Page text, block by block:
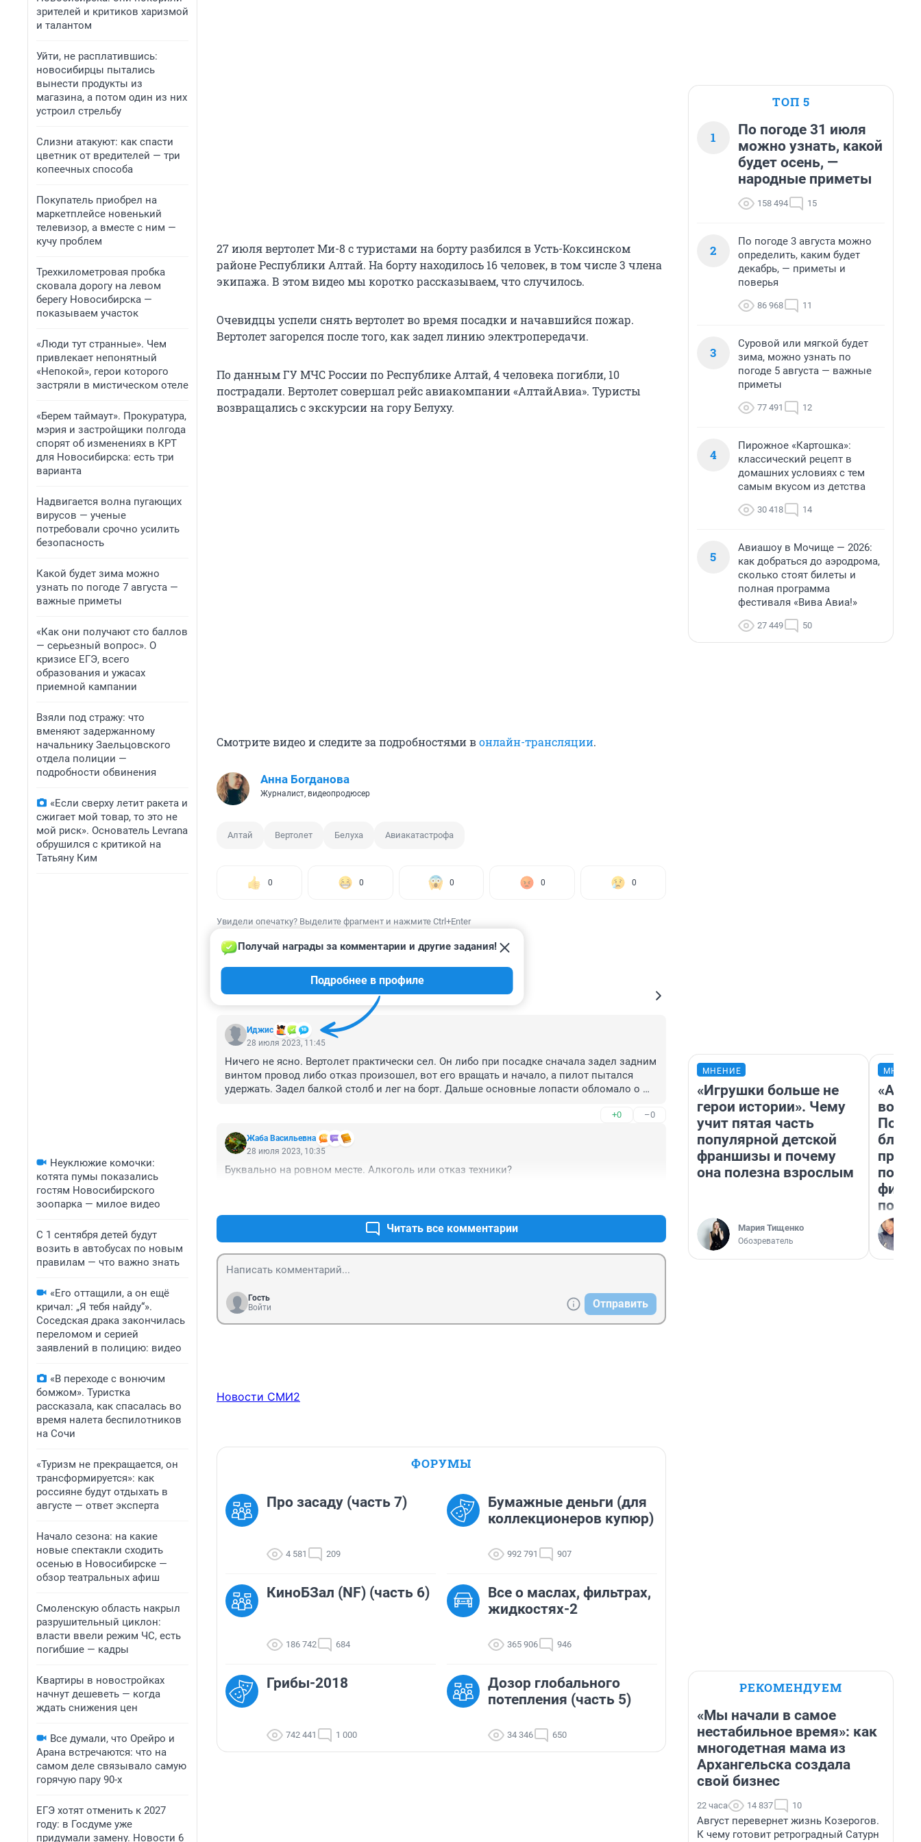
зрителей и критиков харизмой
и талантом
Уйти, не расплатившись:
новосибирцы пытались
вынести продукты из
магазина, а потом один из них
устроил стрельбу
Слизни атакуют: как спасти
цветник от вредителей — три
копеечных способа
Покупатель приобрел на
маркетплейсе новенький
телевизор, а вместе с ним —
кучу проблем
Трехкилометровая пробка
сковала дорогу на левом
берегу Новосибирска —
показываем участок
«Люди тут странные». Чем
привлекает непонятный
«Непокой», герои которого
застряли в мистическом отеле
«Берем таймаут». Прокуратура,
мэрия и застройщики полгода
спорят об изменениях в КРТ
для Новосибирска: есть три
варианта
Надвигается волна пугающих
вирусов — ученые
потребовали срочно усилить
безопасность
Какой будет зима можно
узнать по погоде 7 августа —
важные приметы
«Как они получают сто баллов
— серьезный вопрос». О
кризисе ЕГЭ, всего
образования и ужасах
приемной кампании
Взяли под стражу: что
вменяют задержанному
начальнику Заельцовского
отдела полиции —
подробности обвинения
«Если сверху летит ракета и
сжигает мой товар, то это не
мой риск». Основатель Levrana
обрушился с критикой на
Татьяну Ким
Неуклюжие комочки:
котята пумы показались
гостям Новосибирского
зоопарка — милое видео
С 1 сентября детей будут
возить в автобусах по новым
правилам — что важно знать
«Его оттащили, а он ещё
кричал: „Я тебя найду“».
Соседская драка закончилась
переломом и серией
заявлений в полицию: видео
«В переходе с вонючим
бомжом». Туристка
рассказала, как спасалась во
время налета беспилотников
на Сочи
«Туризм не прекращается, он
трансформируется»: как
россияне будут отдыхать в
августе — ответ эксперта
Начало сезона: на какие
новые спектакли сходить
осенью в Новосибирске —
обзор театральных афиш
Смоленскую область накрыл
разрушительный циклон:
власти ввели режим ЧС, есть
погибшие — кадры
Квартиры в новостройках
начнут дешеветь — когда
ждать снижения цен
Все думали, что Орейро и
Арана встречаются: что на
самом деле связывало самую
горячую пару 90-х
ЕГЭ хотят отменить к 2027
году: в Госдуме уже
придумали замену. Новости 6
27 июля вертолет Ми-8 с туристами на борту разбился в Усть-Коксинском
районе Республики Алтай. На борту находилось 16 человек, в том числе 3 члена
экипажа. В этом видео мы коротко рассказываем, что случилось.
Очевидцы успели снять вертолет во время посадки и начавшийся пожар.
Вертолет загорелся после того, как задел линию электропередачи.
По данным ГУ МЧС России по Республике Алтай, 4 человека погибли, 10
пострадали. Вертолет совершал рейс авиакомпании «АлтайАвиа». Туристы
возвращались с экскурсии на гору Белуху.
Смотрите видео и следите за подробностями вонлайн-трансляции.
Анна Богданова
Журналист, видеопродюсер
Алтай Вертолет Белуха Авиакатастрофа
0 0 0 0 0
Увидели опечатку? Выделите фрагмент и нажмите Ctrl+Enter
КОММЕНТАРИИ 10
Иджис
Получай награды за комментарии и другие задания!
Подробнее в профиле
28 июля 2023, 11:45
Ничего не ясно. Вертолет практически сел. Он либо при посадке сначала задел задним
винтом провод либо отказ произошел, вот его вращать и начало, а пилот пытался
удержать. Задел балкой столб и лег на борт. Дальше основные лопасти обломало о
Тут 50/50 или косяк пилота или отказ техники. Зависание самый тяжелый режим,
может управление отказало или например редуктор под нагрузкой.
+0 –0
Жаба Васильевна
28 июля 2023, 10:35
Буквально на ровном месте. Алкоголь или отказ техники?
Читать все комментарии
Гость
Войти
Отправить
Новости СМИ2
ФОРУМЫ
Про засаду (часть 7)
4 581 209
Бумажные деньги (для
коллекционеров купюр)
992 791 907
КиноБЗал (NF) (часть 6)
186 742 684
Все о маслах, фильтрах,
жидкостях-2
365 906 946
Грибы-2018
742 441 1 000
Дозор глобального
потепления (часть 5)
34 346 650
ТОП 5
1
По погоде 31 июля
можно узнать, какой
будет осень, —
народные приметы
158 494 15
2
По погоде 3 августа можно
определить, каким будет
декабрь, — приметы и
поверья
86 968 11
3
Суровой или мягкой будет
зима, можно узнать по
погоде 5 августа — важные
приметы
77 491 12
4
Пирожное «Картошка»:
классический рецепт в
домашних условиях с тем
самым вкусом из детства
30 418 14
5
Авиашоу в Мочище — 2026:
как добраться до аэродрома,
сколько стоят билеты и
полная программа
фестиваля «Вива Авиа!»
27 449 50
МНЕНИЕ
«Игрушки больше не
герои истории». Чему
учит пятая часть
популярной детской
франшизы и почему
она полезна взрослым
Мария Тищенко
Обозреватель
вот
РЕКОМЕНДУЕМ
«Мы начали в самое
нестабильное время»: как
многодетная мама из
Архангельска создала
свой бизнес
22 часа 14 837 10
Август перевернет жизнь Козерогов.
К чему готовит ретроградный Сатурн